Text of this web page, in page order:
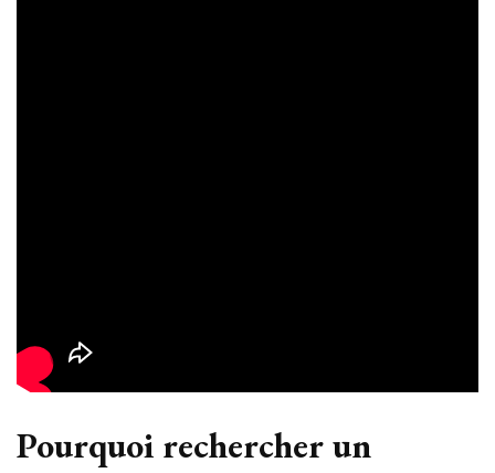
Pourquoi rechercher un